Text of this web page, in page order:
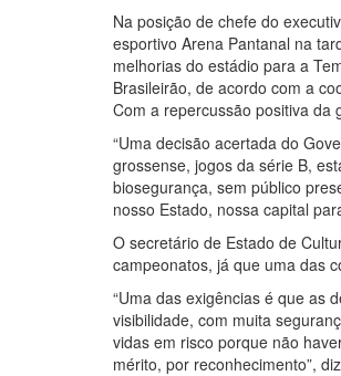
Na posição de chefe do
esportivo Arena Pantanal na
melhorias do estádio para a
Brasileirão, de acordo com a
Com a repercussão positiva da
“Uma decisão acertada do
grossense, jogos da série B,
biosegurança, sem público
nosso Estado, nossa capital
O secretário de Estado de
campeonatos, já que uma das
“Uma das exigências é que as
visibilidade, com muita
vidas em risco porque não
mérito, por reconhecimento”,